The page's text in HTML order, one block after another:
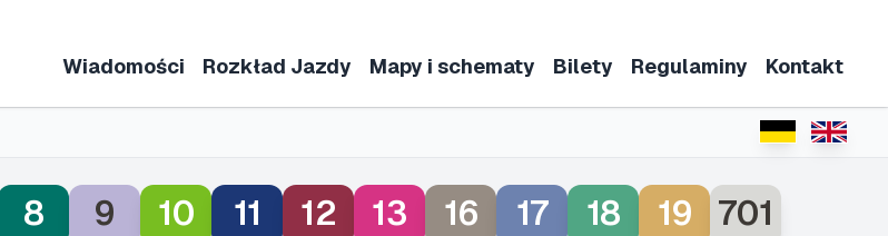
Wiadomości Rozkład Jazdy Mapy i schematy Bilety Regulaminy Kontakt
8 9 10 11 12 13 16 17 18 19 701